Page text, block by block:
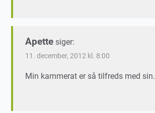
Apette siger:
11. december, 2012 kl. 8:00
Min kammerat er så tilfreds med sin.